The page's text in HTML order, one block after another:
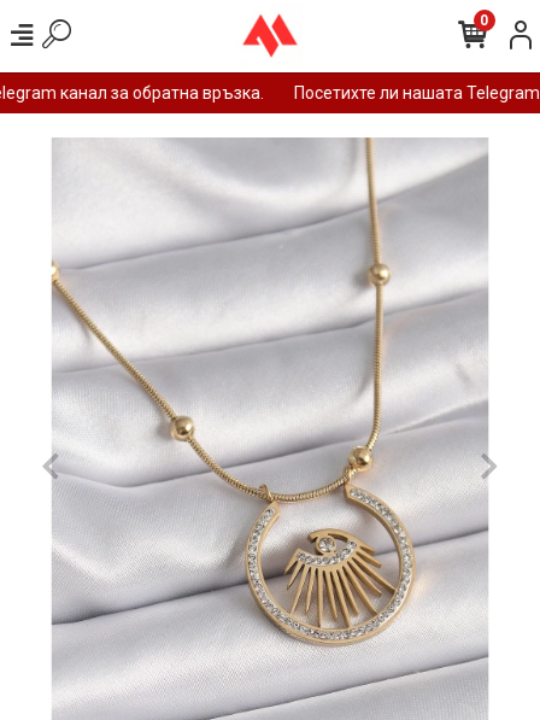
канал за обратна връзка. Посетихте ли нашата Telegram
0